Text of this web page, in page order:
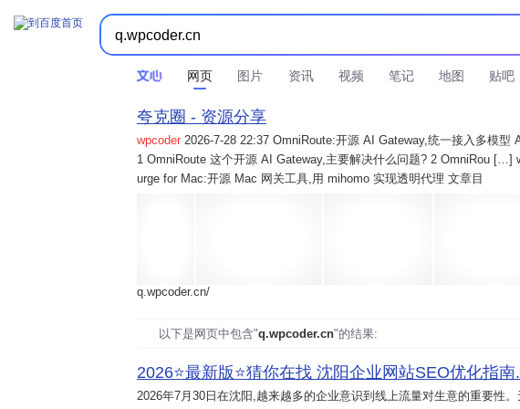
网页 图片 资讯 视频 笔记 地图 贴吧
夸克圈 - 资源分享
wpcoder 2026-7-28 22:37 OmniRoute:开源 AI Gateway,统一接入多模型
1 OmniRoute 这个开源 AI Gateway,主要解决什么问题? 2 OmniRou […]
urge for Mac:开源 Mac 网关工具,用 mihomo 实现透明代理 文章目
q.wpcoder.cn/
以下是网页中包含"q.wpcoder.cn"的结果:
2026⭐️最新版⭐️猜你在找 沈阳企业网站SEO优化指南
2026年7月30日在沈阳,越来越多的企业意识到线上流量对生意的重要性